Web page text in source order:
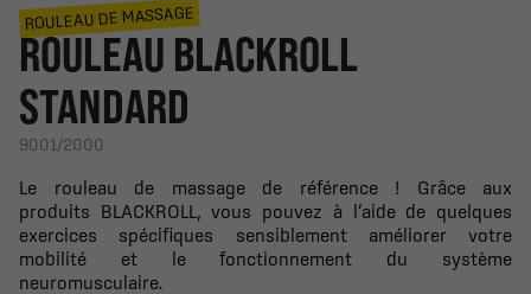
ROULEAU DE MASSAGE
ROULEAU BLACKROLL
STANDARD
9001/2000
Le rouleau de massage de référence ! Grâce aux
produits
BLACKROLL , vous pouvez à l’aide de quelques
exercices spécifiques sensiblement améliorer votre
mobilité et le fonctionnement du système
neuromusculaire.